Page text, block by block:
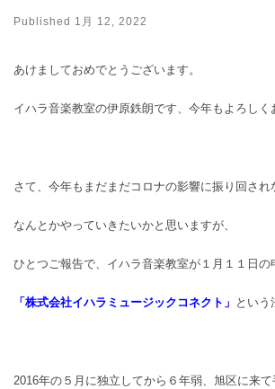
Published 1月 12, 2022
あけましておめでとうございます。
イハラ音楽教室の伊原鉄朗です、今年もよろしく
さて、今年もまだまだコロナの影響に振り回され
なんとかやっていきたいかと思いますが、
ひとつご報告で、イハラ音楽教室が１月１１日の
「株式会社イハラミュージックコネクト」 という
2016年の５月に独立してから６年弱、旭区に来